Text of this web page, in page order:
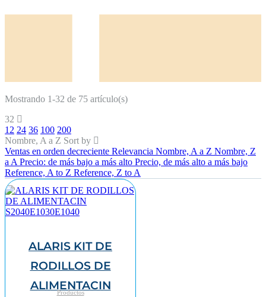
Mostrando 1-32 de 75 artículo(s)
32
12 24 36 100 200
Nombre, A a Z Sort by
Ventas en orden decreciente Relevancia Nombre, A a Z Nombre, Z
a A Precio: de más bajo a más alto Precio, de más alto a más bajo
Reference, A to Z Reference, Z to A
ALARIS KIT DE
RODILLOS DE
ALIMENTACIN
Productos